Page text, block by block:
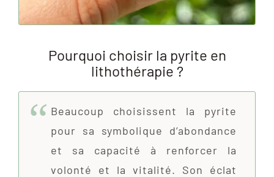
Pourquoi choisir la pyrite en
lithothérapie ?
Beaucoup choisissent la pyrite
pour sa symbolique d’abondance
et sa capacité à renforcer la
volonté et la vitalité. Son éclat